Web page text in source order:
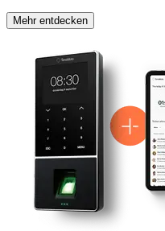
Mehr entdecken